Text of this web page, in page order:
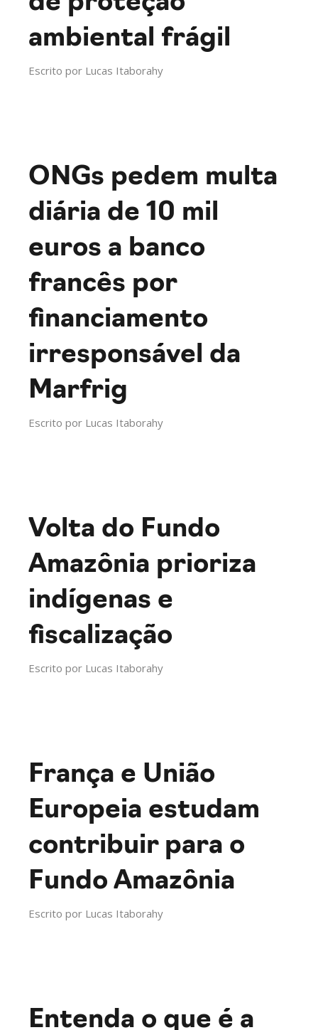
ambiental frágil
Escrito por Lucas Itaborahy
ONGs pedem multa
diária de 10 mil
euros a banco
francês por
financiamento
irresponsável da
Marfrig
Escrito por Lucas Itaborahy
Volta do Fundo
Amazônia prioriza
indígenas e
fiscalização
Escrito por Lucas Itaborahy
França e União
Europeia estudam
contribuir para o
Fundo Amazônia
Escrito por Lucas Itaborahy
Entenda o que é a